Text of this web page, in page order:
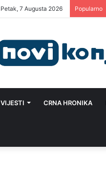
Petak, 7 Augusta 2026 Popularno
VIJESTI CRNA HRONIKA